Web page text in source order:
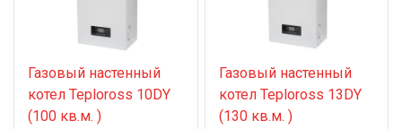
Газовый настенный
котел Teploross 10DY
(100 кв.м. )
Газовый настенный
котел Teploross 13DY
(130 кв.м. )